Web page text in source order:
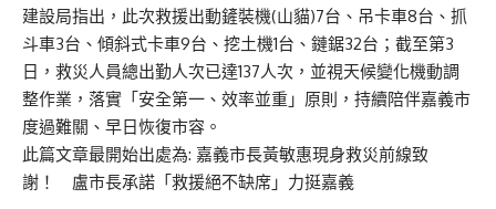
建設局指出，此次救援出動鏟裝機(山貓)7台、吊卡車8台、抓
斗車3台、傾斜式卡車9台、挖土機1台、鏈鋸32台；截至第3
日，救災人員總出勤人次已達137人次，並視天候變化機動調
整作業，落實「安全第一、效率並重」原則，持續陪伴嘉義市
度過難關、早日恢復市容。
此篇文章最開始出處為: 嘉義市長黃敏惠現身救災前線致
謝！ 盧市長承諾「救援絕不缺席」力挺嘉義